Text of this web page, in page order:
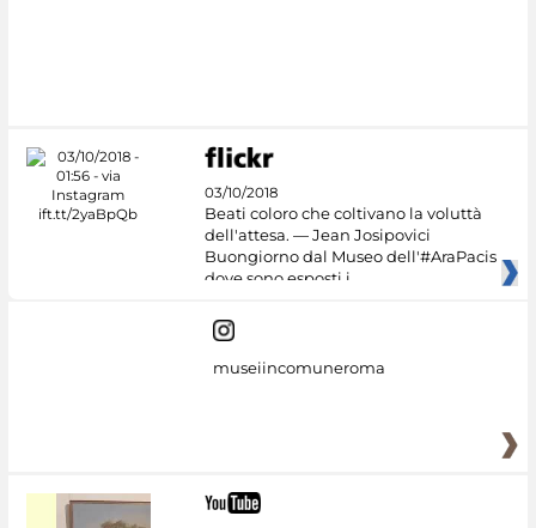
03/10/2018
Beati coloro che coltivano la voluttà
dell'attesa. — Jean Josipovici
Buongiorno dal Museo dell'#AraPacis
dove sono esposti i
museiincomuneroma